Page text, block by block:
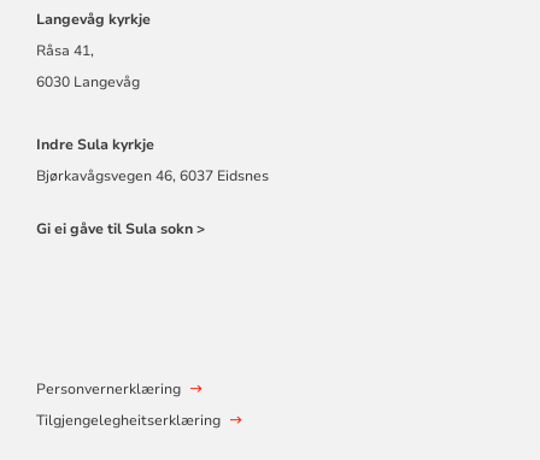
Langevåg kyrkje
Råsa 41,
6030 Langevåg
Indre Sula kyrkje
Bjørkavågsvegen 46, 6037 Eidsnes
Gi ei gåve til Sula sokn >
Personvernerklæring
Tilgjengelegheitserklæring